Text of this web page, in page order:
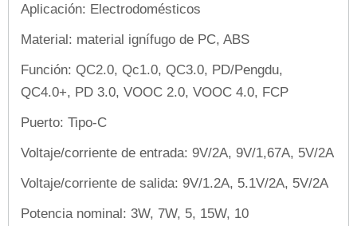
Aplicación: Electrodomésticos
Material: material ignífugo de PC, ABS
Función: QC2.0, Qc1.0, QC3.0, PD/Pengdu,
QC4.0+, PD 3.0, VOOC 2.0, VOOC 4.0, FCP
Puerto: Tipo-C
Voltaje/corriente de entrada: 9V/2A, 9V/1,67A, 5V/2A
Voltaje/corriente de salida: 9V/1.2A, 5.1V/2A, 5V/2A
Potencia nominal: 3W, 7W, 5, 15W, 10